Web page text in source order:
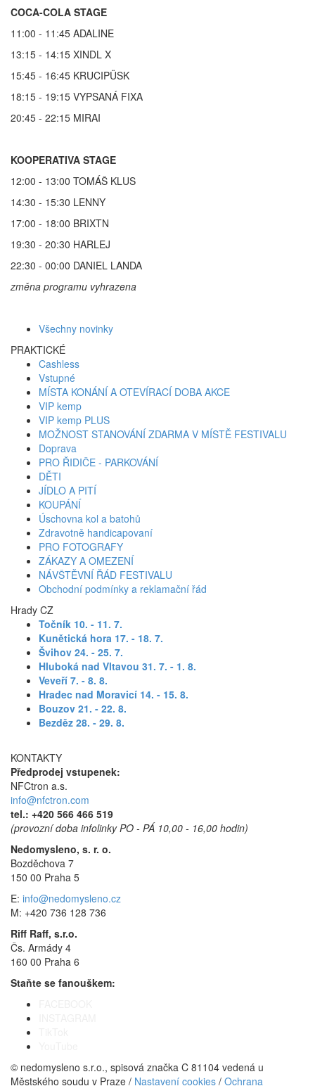
COCA-COLA STAGE
11:00 - 11:45 ADALINE
13:15 - 14:15 XINDL X
15:45 - 16:45 KRUCIPÜSK
18:15 - 19:15 VYPSANÁ FIXA
20:45 - 22:15 MIRAI
KOOPERATIVA STAGE
12:00 - 13:00 TOMÁŠ KLUS
14:30 - 15:30 LENNY
17:00 - 18:00 BRIXTN
19:30 - 20:30 HARLEJ
22:30 - 00:00 DANIEL LANDA
změna programu vyhrazena
Všechny novinky
PRAKTICKÉ
Cashless
Vstupné
MÍSTA KONÁNÍ A OTEVÍRACÍ DOBA AKCE
VIP kemp
VIP kemp PLUS
MOŽNOST STANOVÁNÍ ZDARMA V MÍSTĚ FESTIVALU
Doprava
PRO ŘIDIČE - PARKOVÁNÍ
DĚTI
JÍDLO A PITÍ
KOUPÁNÍ
Úschovna kol a batohů
Zdravotně handicapovaní
PRO FOTOGRAFY
ZÁKAZY A OMEZENÍ
NÁVŠTĚVNÍ ŘÁD FESTIVALU
Obchodní podmínky a reklamační řád
Hrady CZ
Točník 10. - 11. 7.
Kunětická hora 17. - 18. 7.
Švihov 24. - 25. 7.
Hluboká nad Vltavou 31. 7. - 1. 8.
Veveří 7. - 8. 8.
Hradec nad Moravicí 14. - 15. 8.
Bouzov 21. - 22. 8.
Bezděz 28. - 29. 8.
KONTAKTY
Předprodej vstupenek:
NFCtron a.s.
info@nfctron.com
tel.: +420 566 466 519
(provozní doba infolinky PO - PÁ 10,00 - 16,00 hodin)
Nedomysleno, s. r. o.
Bozděchova 7
150 00 Praha 5
E: info@nedomysleno.cz
M: +420 736 128 736
Riff Raff, s.r.o.
Čs. Armády 4
160 00 Praha 6
Staňte se fanouškem:
© nedomysleno s.r.o., spisová značka C 81104 vedená u
Městského soudu v Praze / Nastavení cookies / Ochrana